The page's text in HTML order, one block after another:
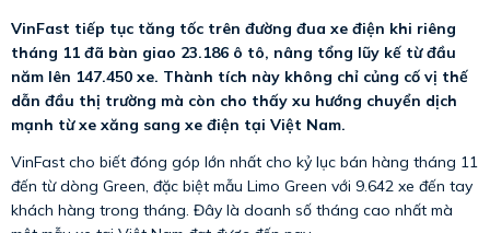
VinFast tiếp tục tăng tốc trên đường đua xe điện khi riêng
tháng 11 đã bàn giao 23.186 ô tô, nâng tổng lũy kế từ đầu
năm lên 147.450 xe. Thành tích này không chỉ củng cố vị thế
dẫn đầu thị trường mà còn cho thấy xu hướng chuyển dịch
mạnh từ xe xăng sang xe điện tại Việt Nam.
VinFast cho biết đóng góp lớn nhất cho kỷ lục bán hàng tháng 11
đến từ dòng Green, đặc biệt mẫu Limo Green với 9.642 xe đến tay
khách hàng trong tháng. Đây là doanh số tháng cao nhất mà